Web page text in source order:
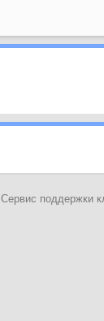
Сервис поддержки